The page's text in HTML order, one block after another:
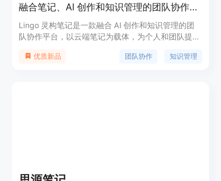
融合笔记、AI 创作和知识管理的团队协作平台
Lingo 灵构笔记是一款融合 AI 创作和知识管理的团
队协作平台，以云端笔记为载体，为个人和团队提供
能。用户可以通过灵构 AI 写作助手快速完成各类文
优质新品 团队协作 知识管理